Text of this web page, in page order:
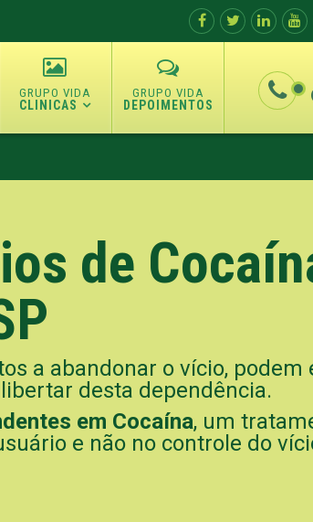
CLINICAS DEPOIMENTOS
de
a abandonar o vício, podem
desta dependência.
em Cocaína, um
e não no controle do